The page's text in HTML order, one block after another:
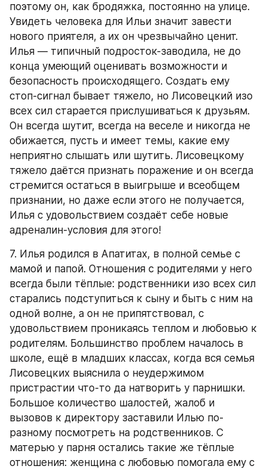
поэтому он, как бродяжка, постоянно на улице.
Увидеть человека для Ильи значит завести
нового приятеля, а их он чрезвычайно ценит.
Илья — типичный подросток-заводила, не до
конца умеющий оценивать возможности и
безопасность происходящего. Создать ему
стоп-сигнал бывает тяжело, но Лисовецкий изо
всех сил старается прислушиваться к друзьям.
Он всегда шутит, всегда на веселе и никогда не
обижается, пусть и имеет темы, какие ему
неприятно слышать или шутить. Лисовецкому
тяжело даётся признать поражение и он всегда
стремится остаться в выигрыше и всеобщем
признании, но даже если этого не получается,
Илья с удовольствием создаёт себе новые
адреналин-условия для этого!
7. Илья родился в Апатитах, в полной семье с
мамой и папой. Отношения с родителями у него
всегда были тёплые: родственники изо всех сил
старались подступиться к сыну и быть с ним на
одной волне, а он не припятствовал, с
удовольствием проникаясь теплом и любовью к
родителям. Большинство проблем началось в
школе, ещё в младших классах, когда вся семья
Лисовецких выяснила о неудержимом
пристрастии что-то да натворить у парнишки.
Большое количество шалостей, жалоб и
вызовов к директору заставили Илью по-
разному посмотреть на родственников. С
матерью у парня остались такие же тёплые
отношения: женщина с любовью помогала ему с